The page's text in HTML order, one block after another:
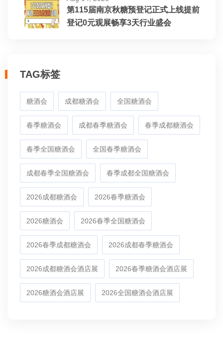
第115届南京秋糖预登记正式上线提前
登记0元观展畅享3天行业盛会
TAG标签
糖酒会 成都糖酒会 全国糖酒会
春季糖酒会 成都春季糖酒会 春季成都糖酒会
春季全国糖酒会 全国春季糖酒会
成都春季全国糖酒会 春季成都全国糖酒会
2026成都糖酒会 2026春季糖酒会
2026糖酒会 2026春季全国糖酒会
2026春季成都糖酒会 2026成都春季糖酒会
2026成都糖酒会酒店展 2026春季糖酒会酒店展
2026糖酒会酒店展 2026全国糖酒会酒店展